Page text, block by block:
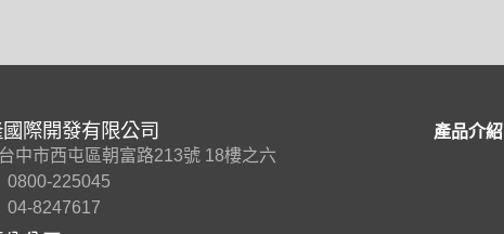
際開發有限公司
中市西屯區朝富路213號 18樓之六
0800-225045
04-8247617
產品介紹